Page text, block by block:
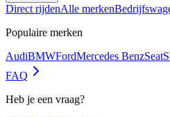
Direct rijdenAlle merken
Populaire merken
AudiBMWFordMercedes BenzSeat
FAQ
Heb je een vraag?